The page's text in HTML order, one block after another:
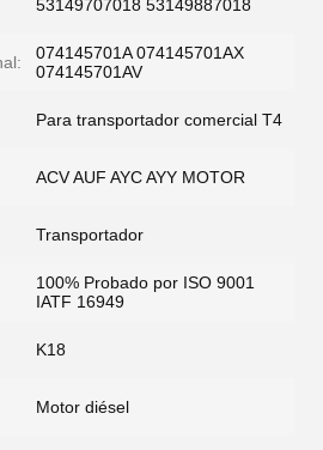
53149707018 53149887018
074145701A 074145701AX
074145701AV
Para transportador comercial T4
ACV AUF AYC AYY MOTOR
Transportador
100% Probado por ISO 9001
IATF 16949
K18
Motor diésel